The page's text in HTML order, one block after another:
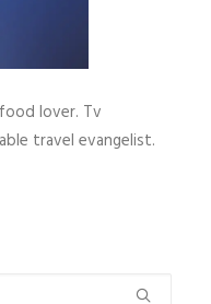
lover. Tv
travel evangelist.